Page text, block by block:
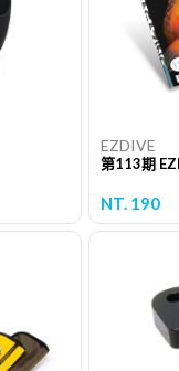
EZDIVE
NT. 190